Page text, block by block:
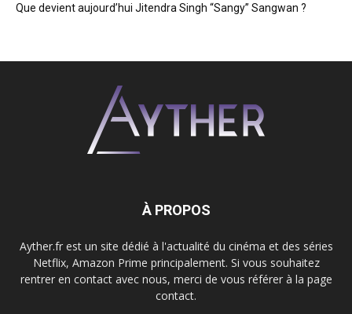
Que devient aujourd’hui Jitendra Singh “Sangy” Sangwan ?
À PROPOS
Ayther.fr est un site dédié à l'actualité du cinéma et des séries
Netflix, Amazon Prime principalement. Si vous souhaitez
rentrer en contact avec nous, merci de vous référer à la page
contact.